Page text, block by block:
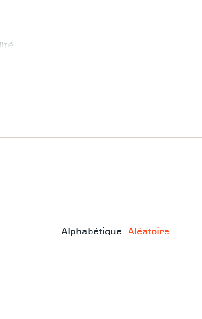
Alphabétique Aléatoire